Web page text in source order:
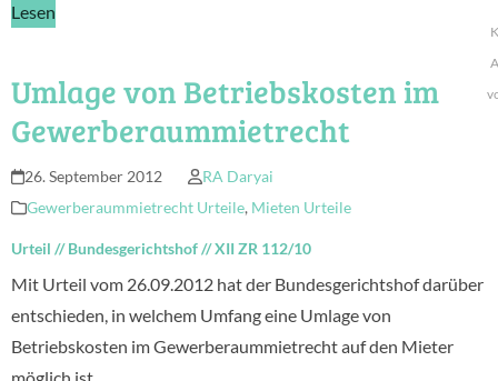
Lesen
Umlage von Betriebskosten im
Gewerberaummietrecht
26. September 2012
RA Daryai
Gewerberaummietrecht Urteile, Mieten Urteile
Urteil //Bundesgerichtshof//XII ZR 112/10
Mit Urteil vom 26.09.2012 hat der Bundesgerichtshof darüber
entschieden, in welchem Umfang eine Umlage von
Betriebskosten im Gewerberaummietrecht auf den Mieter